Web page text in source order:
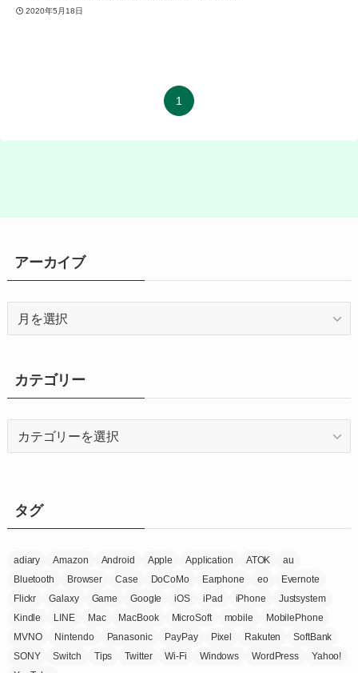
2020年5月18日
1
アーカイブ
ブ
カテゴリー
ータグ
adiary Amazon Android Apple Application ATOK
au
Bluetooth
Browser Case DoCoMo Earphone eo
Evernote
Flickr
Galaxy Game Google iOS iPad iPhone
Justsystem
Kindle
LINE Mac MacBook MicroSoft mobile
MobilePhone
MVNO
Nintendo Panasonic PayPay Pixel Rakuten
SoftBank
SONY
Switch Tips Twitter Wi-Fi Windows WordPress
Yahoo!